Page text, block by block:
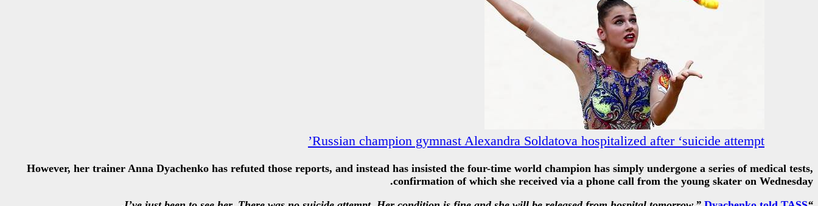
Russian champion gymnast Alexandra Soldatova hospitalized after ‘suicide attempt’
However, her trainer Anna Dyachenko has refuted those reports, and instead has insisted the four-time world champion has simply undergone a series of medical tests,
confirmation of which she received via a phone call from the young skater on Wednesday.